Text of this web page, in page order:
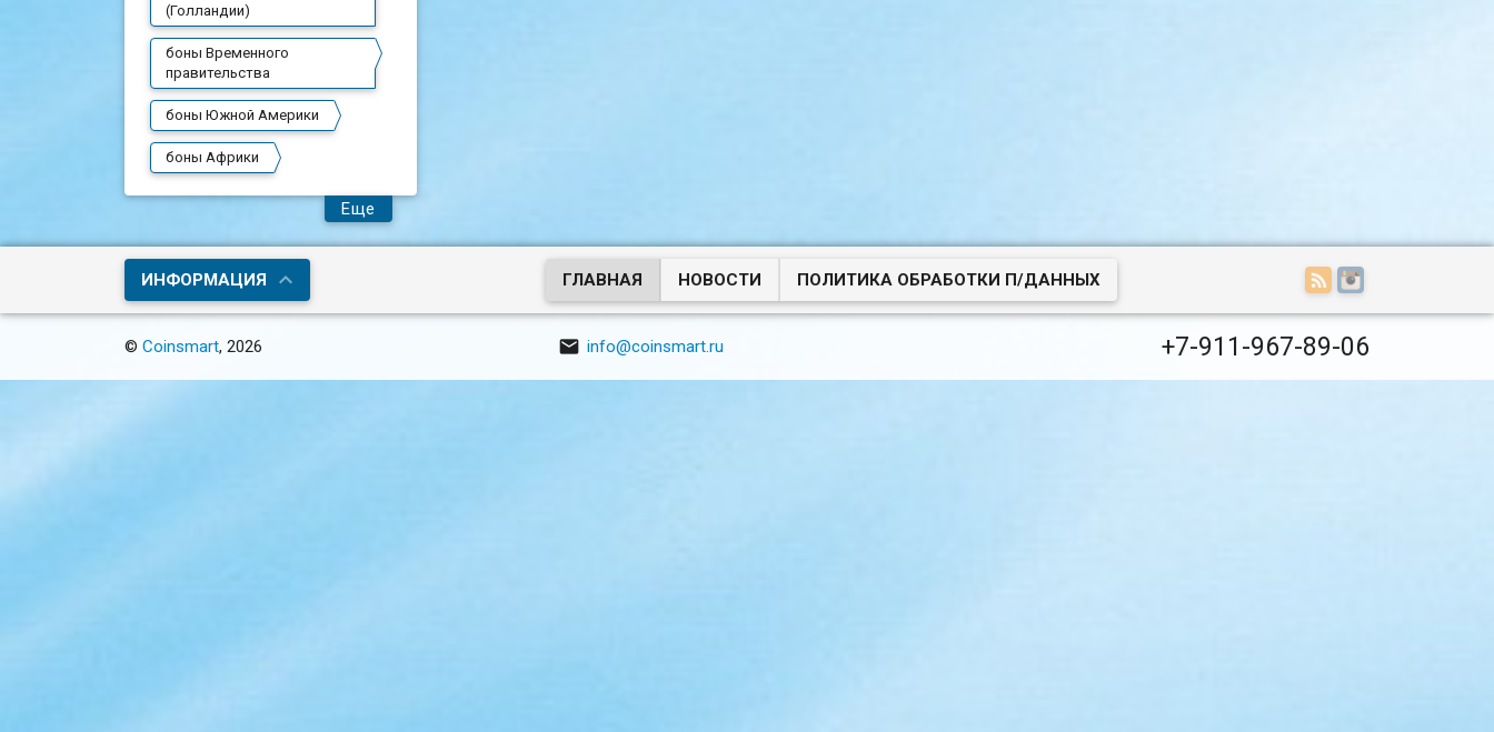
(Голландии)
боны Временного
правительства
боны Южной Америки
боны Африки
Еще
ИНФОРМАЦИЯ ГЛАВНАЯ НОВОСТИ ПОЛИТИКА ОБРАБОТКИ П/ДАННЫХ
©Coinsmart, 2026  info@coinsmart.ru +7-911-967-89-06